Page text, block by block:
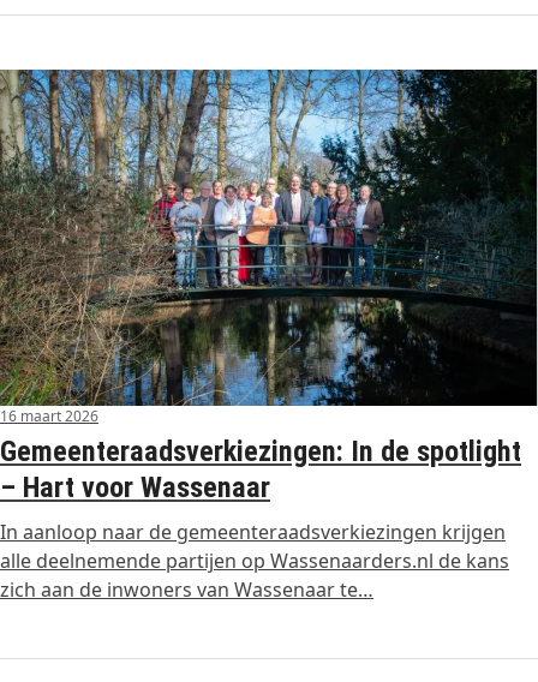
16 maart 2026
Gemeenteraadsverkiezingen: In de spotlight
– Hart voor Wassenaar
In aanloop naar de gemeenteraadsverkiezingen krijgen
alle deelnemende partijen op Wassenaarders.nl de kans
zich aan de inwoners van Wassenaar te…